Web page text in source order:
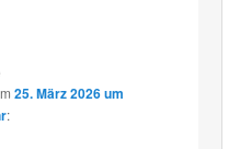
25. März 2026 um
: